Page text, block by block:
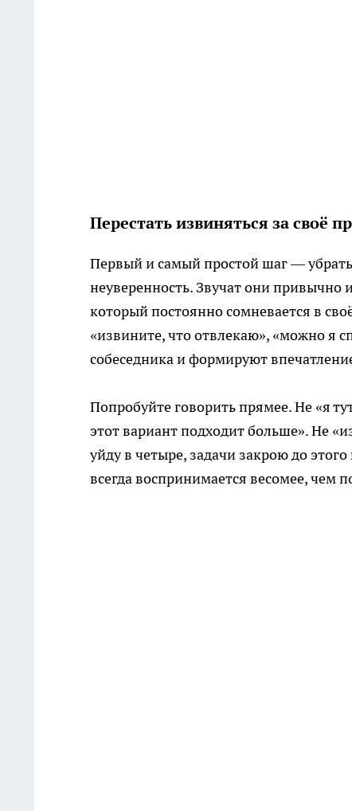
Перестать извиняться за своё
Первый и самый простой шаг —
неуверенность. Звучат они привычно
который постоянно сомневается в
«извините, что отвлекаю», «можно я
собеседника и формируют
Попробуйте говорить прямее. Не «я
этот вариант подходит больше». Не
уйду в четыре, задачи закрою до
всегда воспринимается весомее, чем